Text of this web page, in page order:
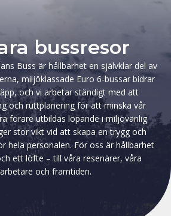
bussresor
Buss är hållbarhet en självklar del av
miljöklassade Euro 6-bussar bidrar
och vi arbetar ständigt med att
och ruttplanering för att minska vår
förare utbildas löpande i miljövänlig
stor vikt vid att skapa en trygg och
hela personalen. För oss är hållbarhet
ett löfte – till våra resenärer, våra
och framtiden.